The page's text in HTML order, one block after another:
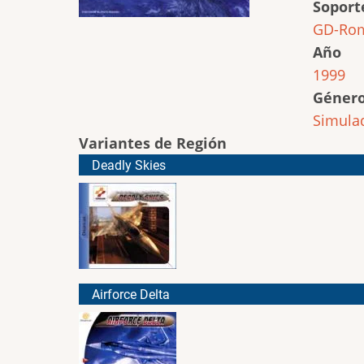
GD-
Año
1999
Variantes de Región
Deadly Skies
Airforce Delta